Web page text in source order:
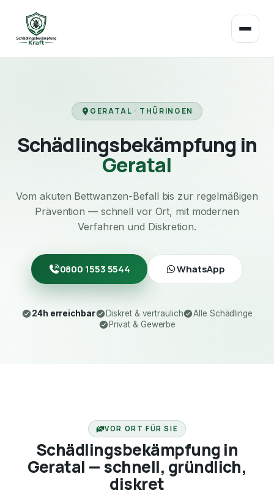
GERATAL · THÜRINGEN
Schädlingsbekämpfung in
Geratal
Vom akuten Bettwanzen-Befall bis zur regelmäßigen
Prävention — schnell vor Ort, mit modernen
Verfahren und Diskretion.
0800 1553 5544 WhatsApp
24h erreichbar Diskret & vertraulich
Alle Schädlinge
Privat & Gewerbe
VOR ORT FÜR SIE
Schädlingsbekämpfung in
Geratal — schnell, gründlich,
diskret